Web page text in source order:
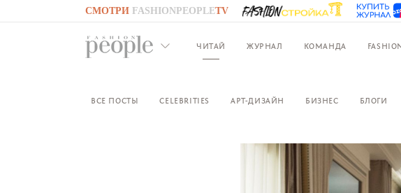
СМОТРИ FASHIONPEOPLETV
GO TO FASHIONPEOPLE
ЧИТАЙ ЖУРНАЛ КОМАНДА
ВСЕ ПОСТЫ CELEBRITIES АРТ-ДИЗАЙН БИЗНЕС БЛОГИ